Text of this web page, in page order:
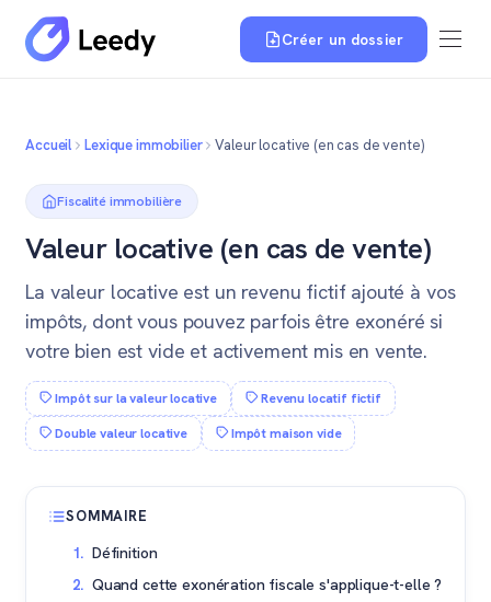
Créer un dossier
Accueil Lexique immobilier Valeur locative (en cas de vente)
Fiscalité immobilière
Valeur locative (en cas de vente)
La valeur locative est un revenu fictif ajouté à vos
impôts, dont vous pouvez parfois être exonéré si
votre bien est vide et activement mis en vente.
Impôt sur la valeur locative
Revenu locatif fictif
Double valeur locative
Impôt maison vide
SOMMAIRE
Définition
Quand cette exonération fiscale s'applique-t-elle ?